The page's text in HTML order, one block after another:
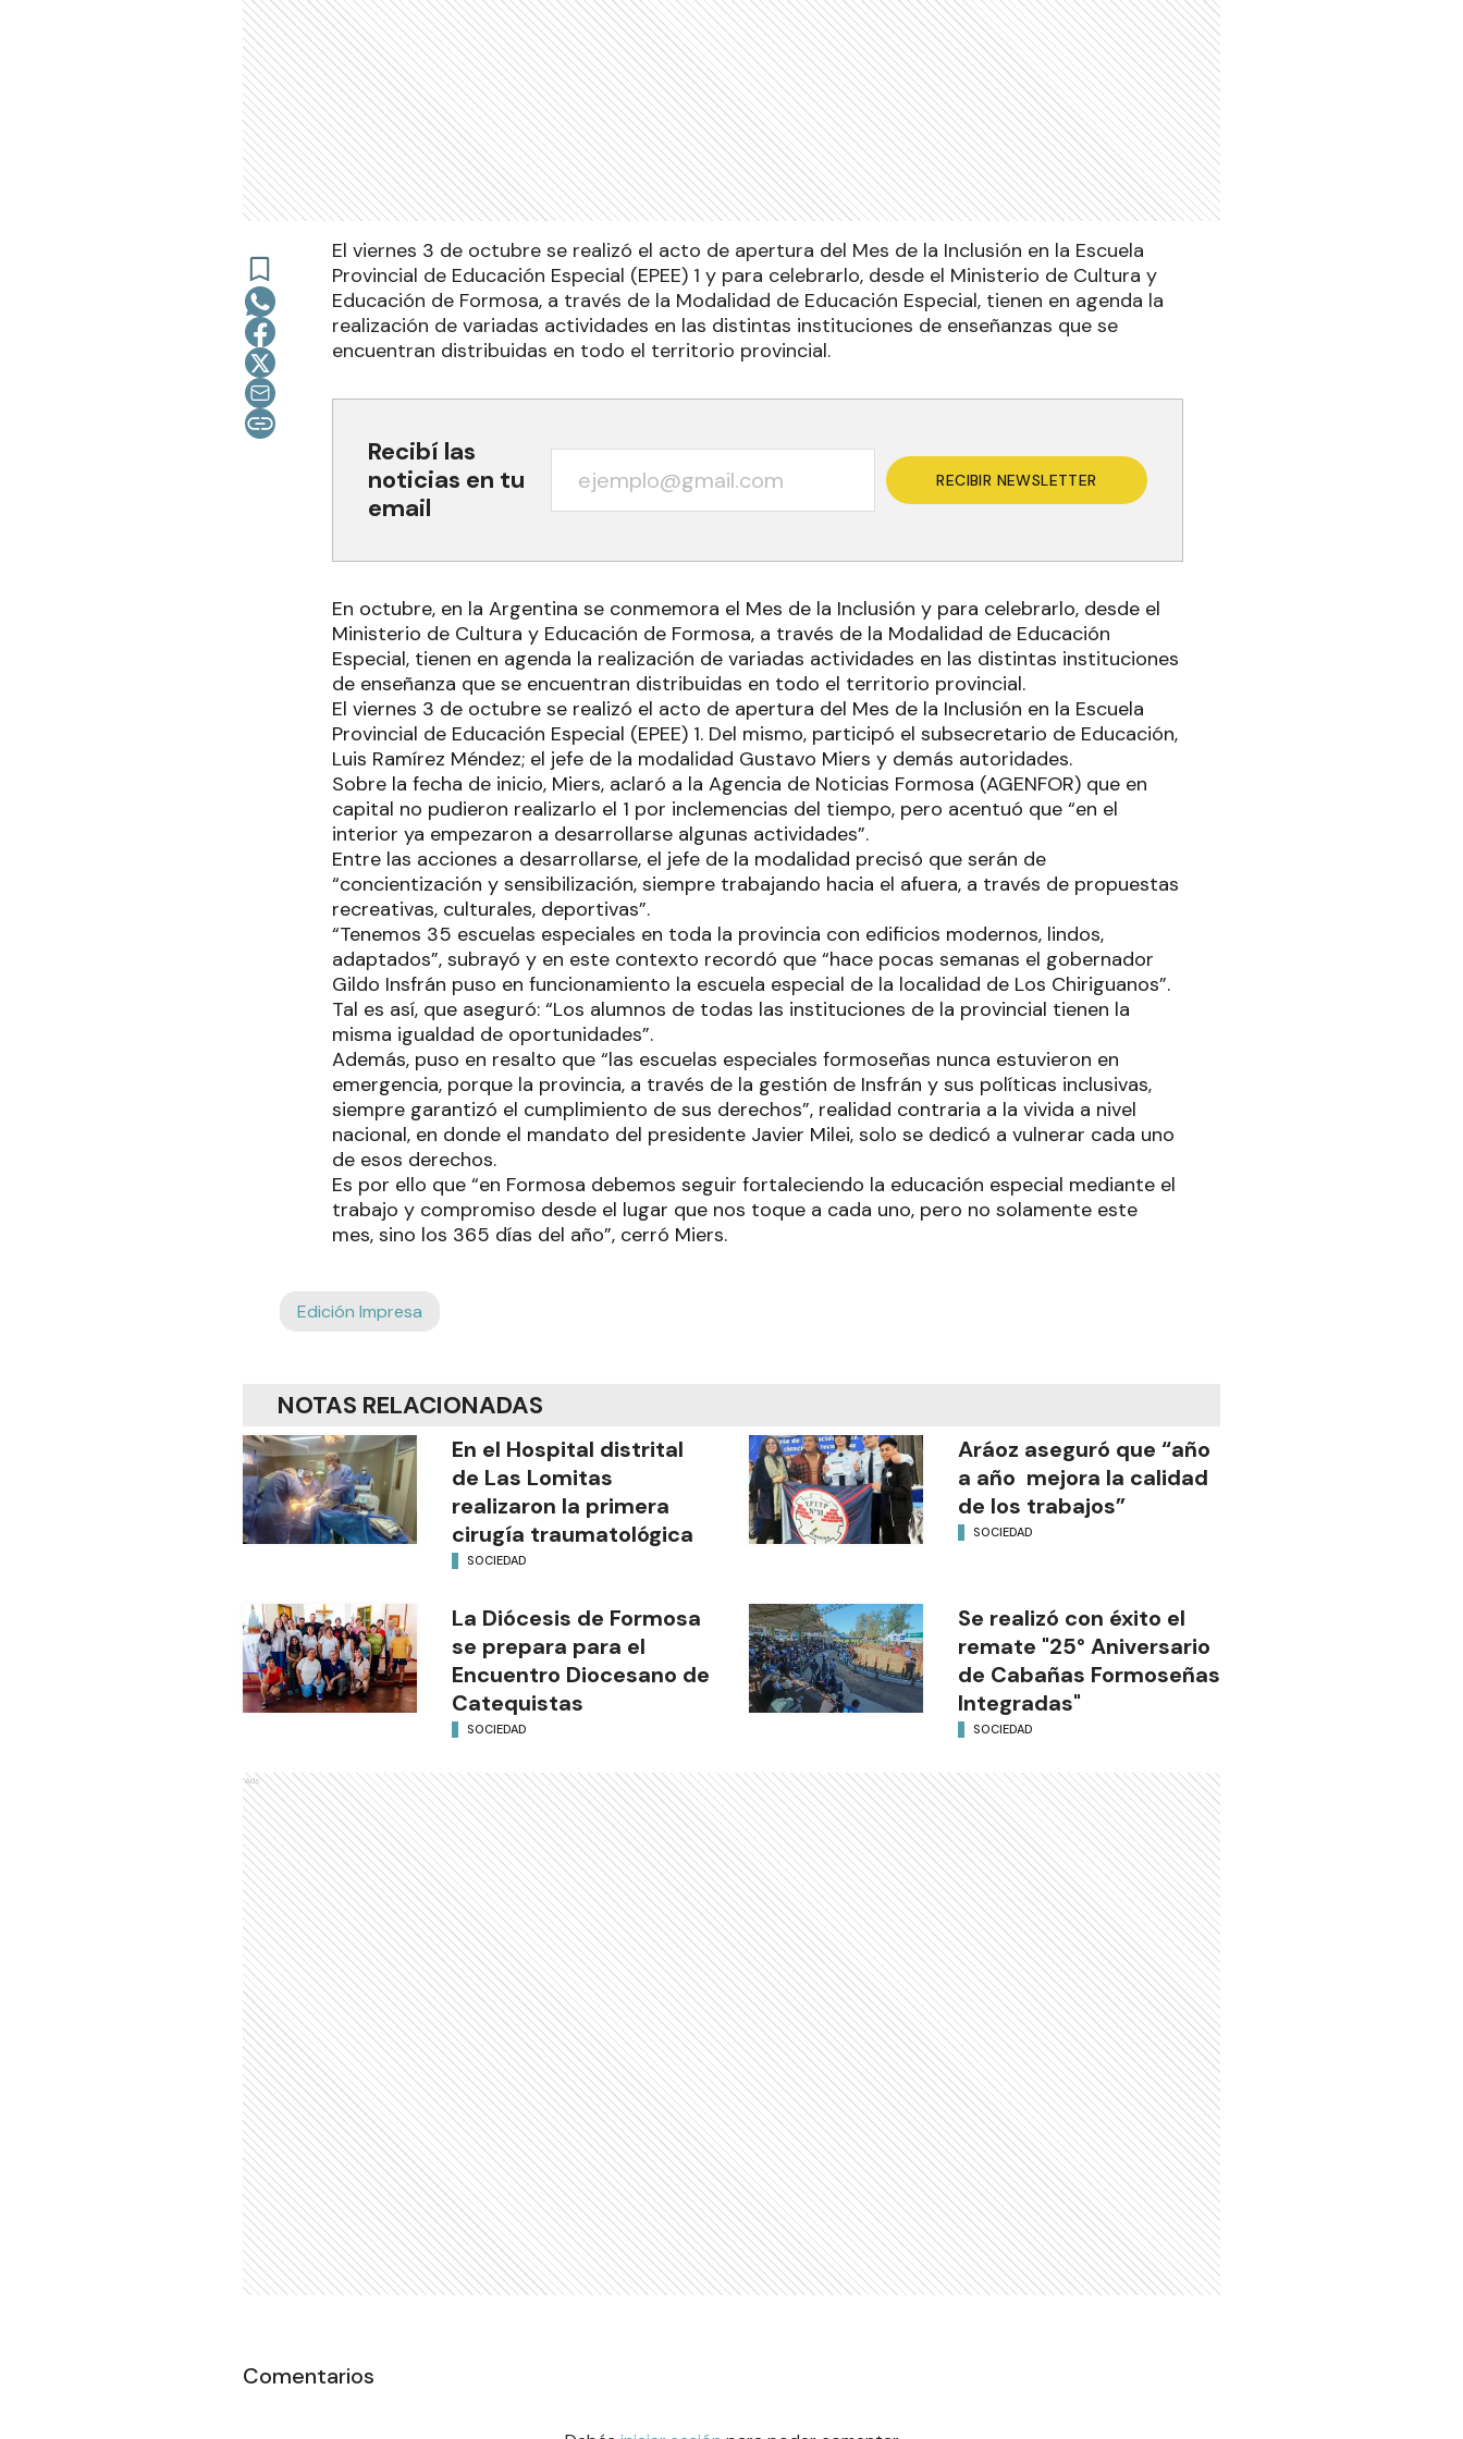
El viernes 3 de octubre se realizó el acto de apertura del Mes de la Inclusión en la Escuela
Provincial de Educación Especial (EPEE) 1 y para celebrarlo, desde el Ministerio de Cultura y
Educación de Formosa, a través de la Modalidad de Educación Especial, tienen en agenda la
realización de variadas actividades en las distintas instituciones de enseñanzas que se
encuentran distribuidas en todo el territorio provincial.
Recibí las
noticias en tu
email
RECIBIR NEWSLETTER
En octubre, en la Argentina se conmemora el Mes de la Inclusión y para celebrarlo, desde el
Ministerio de Cultura y Educación de Formosa, a través de la Modalidad de Educación
Especial, tienen en agenda la realización de variadas actividades en las distintas instituciones
de enseñanza que se encuentran distribuidas en todo el territorio provincial.
El viernes 3 de octubre se realizó el acto de apertura del Mes de la Inclusión en la Escuela
Provincial de Educación Especial (EPEE) 1. Del mismo, participó el subsecretario de Educación,
Luis Ramírez Méndez; el jefe de la modalidad Gustavo Miers y demás autoridades.
Sobre la fecha de inicio, Miers, aclaró a la Agencia de Noticias Formosa (AGENFOR) que en
capital no pudieron realizarlo el 1 por inclemencias del tiempo, pero acentuó que “en el
interior ya empezaron a desarrollarse algunas actividades”.
Entre las acciones a desarrollarse, el jefe de la modalidad precisó que serán de
“concientización y sensibilización, siempre trabajando hacia el afuera, a través de propuestas
recreativas, culturales, deportivas”.
“Tenemos 35 escuelas especiales en toda la provincia con edificios modernos, lindos,
adaptados”, subrayó y en este contexto recordó que “hace pocas semanas el gobernador
Gildo Insfrán puso en funcionamiento la escuela especial de la localidad de Los Chiriguanos”.
Tal es así, que aseguró: “Los alumnos de todas las instituciones de la provincial tienen la
misma igualdad de oportunidades”.
Además, puso en resalto que “las escuelas especiales formoseñas nunca estuvieron en
emergencia, porque la provincia, a través de la gestión de Insfrán y sus políticas inclusivas,
siempre garantizó el cumplimiento de sus derechos”, realidad contraria a la vivida a nivel
nacional, en donde el mandato del presidente Javier Milei, solo se dedicó a vulnerar cada uno
de esos derechos.
Es por ello que “en Formosa debemos seguir fortaleciendo la educación especial mediante el
trabajo y compromiso desde el lugar que nos toque a cada uno, pero no solamente este
mes, sino los 365 días del año”, cerró Miers.
Edición Impresa
NOTAS RELACIONADAS
En el Hospital distrital
de Las Lomitas
realizaron la primera
cirugía traumatológica
SOCIEDAD
Aráoz aseguró que “año
a año mejora la calidad
de los trabajos”
SOCIEDAD
La Diócesis de Formosa
se prepara para el
Encuentro Diocesano de
Catequistas
SOCIEDAD
Se realizó con éxito el
remate "25° Aniversario
de Cabañas Formoseñas
Integradas"
SOCIEDAD
Ads
Comentarios